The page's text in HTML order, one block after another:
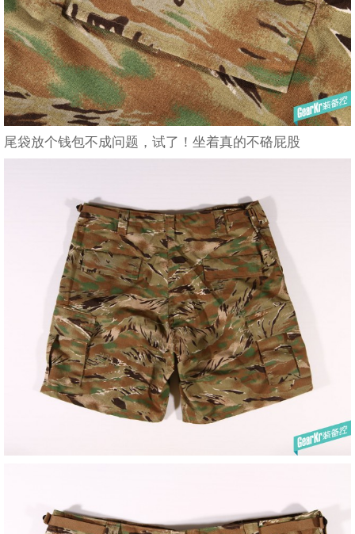
尾袋放个钱包不成问题，试了！坐着真的不硌屁股